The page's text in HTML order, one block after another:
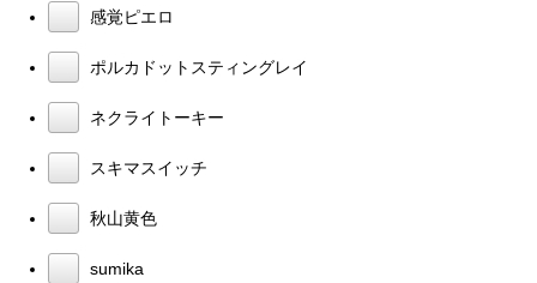
感覚ピエロ
ポルカドットスティングレイ
ネクライトーキー
スキマスイッチ
秋山黄色
sumika